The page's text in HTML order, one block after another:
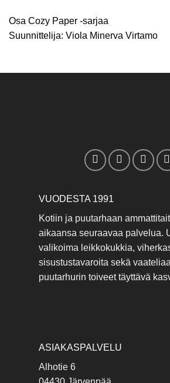
Osa Cozy Paper -sarjaa
Suunnittelija: Viola Minerva Virtamo
VUODESTA 1991
Kotiin ja puutarhaan
aikaansa seuraavaa palvelua.
valikoima leikkokukkia,
sisustustavaroita sekä
puutarhurin toiveet täyttävä
ASIAKASPALVELU
Alhotie 6